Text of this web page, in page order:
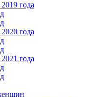
года
года
года